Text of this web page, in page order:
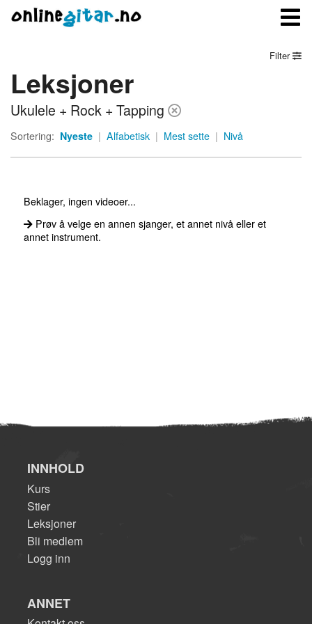
Meny
Logg inn
Filter
Leksjoner
Ukulele + Rock + Tapping
Sortering: Nyeste | Alfabetisk | Mest sette | Nivå
Beklager, ingen videoer...
Prøv å velge en annen sjanger, et annet nivå eller et
annet instrument.
INNHOLD
Kurs
Stier
Leksjoner
Bli medlem
Logg inn
ANNET